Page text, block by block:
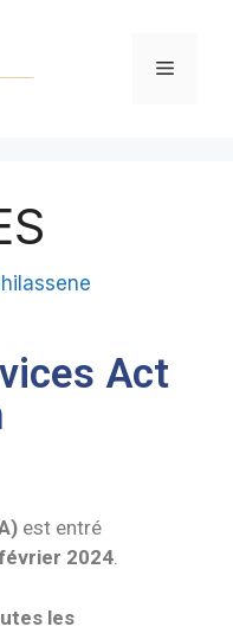
Act
est entré
2024.
les